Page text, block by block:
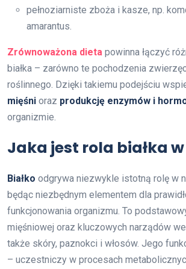
pełnoziarniste zboża i kasze, np.
amarantus.
Zrównoważona dieta powinna łączyć
białka – zarówno te pochodzenia
roślinnego. Dzięki takiemu podejściu
mięśni oraz produkcję enzymów i
organizmie.
Jaka jest rola białka
Białko odgrywa niezwykle istotną rolę w
będąc niezbędnym elementem dla
funkcjonowania organizmu. To
mięśniowej oraz kluczowych narządów
także skóry, paznokci i włosów. Jego
– uczestniczy w procesach